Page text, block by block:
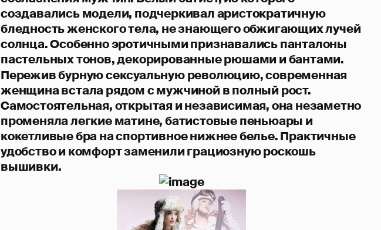
создавались модели, подчеркивал аристократичную
бледность женского тела, не знающего обжигающих лучей
солнца. Особенно эротичными признавались панталоны
пастельных тонов, декорированные рюшами и бантами.
Пережив бурную сексуальную революцию, современная
женщина встала рядом с мужчиной в полный рост.
Самостоятельная, открытая и независимая, она незаметно
променяла легкие матине, батистовые пеньюары и
кокетливые бра на спортивное нижнее белье. Практичные
удобство и комфорт заменили грациозную роскошь
вышивки.